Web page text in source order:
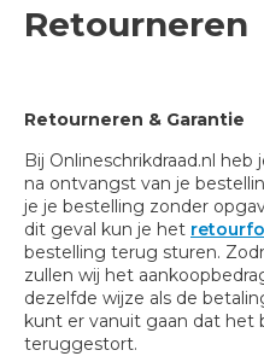
Retourneren
Retourneren & Garantie
Bij Onlineschrikdraad.nl heb
na ontvangst van je
je je bestelling zonder
dit geval kun je het
bestelling terug sturen.
zullen wij het
dezelfde wijze als de
kunt er vanuit gaan dat het
teruggestort.